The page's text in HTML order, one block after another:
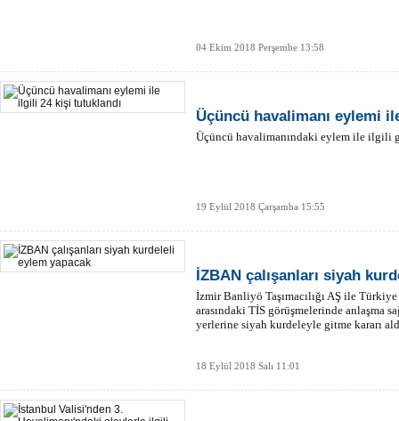
04 Ekim 2018 Perşembe 13:58
Üçüncü havalimanı eylemi
Üçüncü havalimanındaki eylem ile ilgili
19 Eylül 2018 Çarşamba 15:55
İZBAN çalışanları siyah
İzmir Banliyö Taşımacılığı AŞ ile
arasındaki TİS görüşmelerinde anlaşma
yerlerine siyah kurdeleyle gitme kararı
18 Eylül 2018 Salı 11:01